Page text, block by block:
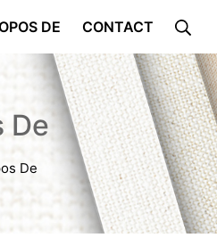
DE CONTACT
De
De